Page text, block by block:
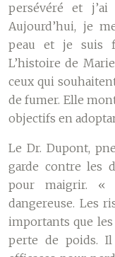
persévéré et
Aujourd’hui, je
peau et je suis
L’histoire de
ceux qui
de fumer. Elle
objectifs en
Le Dr. Dupont,
garde contre les
pour maigrir. «
dangereuse. Les
importants que
perte de poids. Il